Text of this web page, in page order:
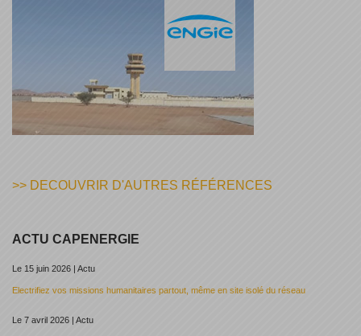
>> DECOUVRIR D'AUTRES RÉFÉRENCES
ACTU CAPENERGIE
Le 15 juin 2026 | Actu
Electrifiez vos missions humanitaires partout, même en site isolé du réseau
Le 7 avril 2026 | Actu